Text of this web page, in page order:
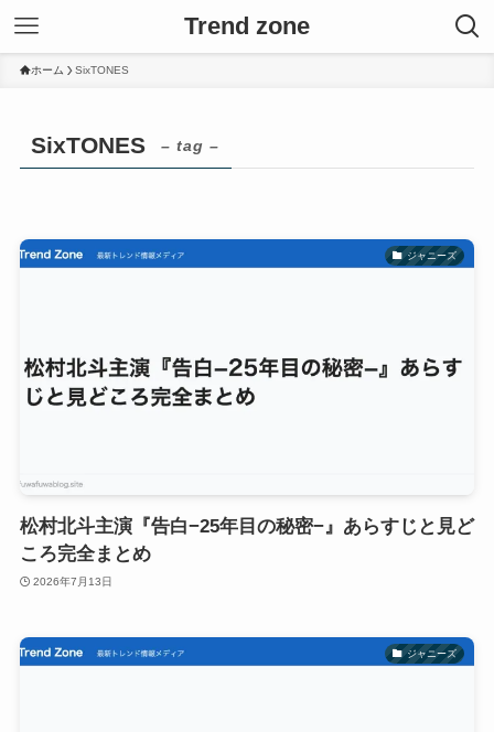
Trend zone
ホーム SixTONES
SixTONES – tag –
ジャニーズ
松村北斗主演『告白−25年目の秘密−』あらすじと見ど
ころ完全まとめ
2026年7月13日
ジャニーズ